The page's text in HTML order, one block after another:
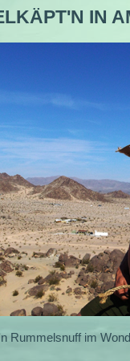
IN
Rummelsnuff im